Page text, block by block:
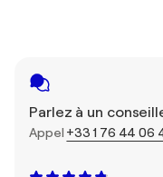
Parlez à un
Appel +33 1 76 44 06